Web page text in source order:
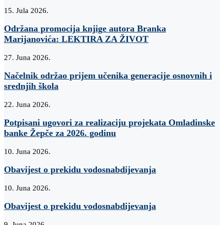
15. Jula 2026.
Održana promocija knjige autora Branka
Marijanovića: LEKTIRA ZA ŽIVOT
27. Juna 2026.
Načelnik održao prijem učenika generacije osnovnih i
srednjih škola
22. Juna 2026.
Potpisani ugovori za realizaciju projekata Omladinske
banke Žepče za 2026. godinu
10. Juna 2026.
Obavijest o prekidu vodosnabdijevanja
10. Juna 2026.
Obavijest o prekidu vodosnabdijevanja